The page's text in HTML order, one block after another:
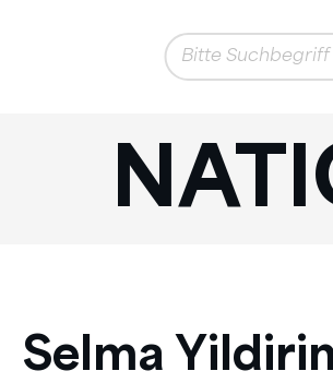
Selma